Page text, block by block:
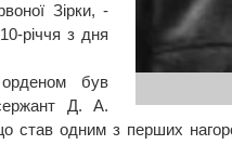
Зірки, -
річчя з дня
був
Д. А.
став одним з перших